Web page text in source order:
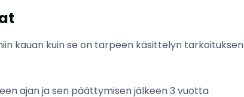
kauan kuin se on tarpeen käsittelyn tarkoituksen
ajan ja sen päättymisen jälkeen 3 vuotta